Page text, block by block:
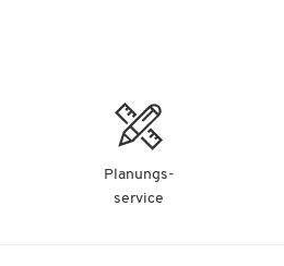
Planungs-
service